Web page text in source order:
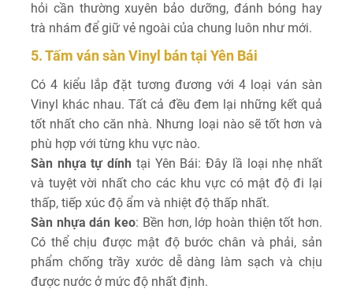
hỏi cần thường xuyên bảo dưỡng, đánh bóng hay
trà nhám để giữ vẻ ngoài của chung luôn như mới.
5. Tấm ván sàn Vinyl bán tại Yên Bái
Có 4 kiểu lắp đặt tương đương với 4 loại ván sàn
Vinyl khác nhau. Tất cả đều đem lại những kết quả
tốt nhất cho căn nhà. Nhưng loại nào sẽ tốt hơn và
phù hợp với từng khu vực nào.
Sàn nhựa tự dính tại Yên Bái: Đây lầ loại nhẹ nhất
và tuyệt vời nhất cho các khu vực có mật độ đi lại
thấp, tiếp xúc độ ẩm và nhiệt độ thấp nhất.
Sàn nhựa dán keo: Bền hơn, lớp hoàn thiện tốt hơn.
Có thể chịu được mật độ bước chân và phải, sản
phẩm chống trầy xước dễ dàng làm sạch và chịu
được nước ở mức độ nhất định.